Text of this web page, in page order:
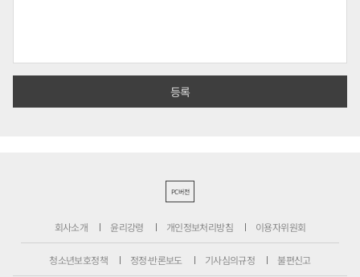
PC버전
회사소개 윤리강령 개인정보처리방침 이용자위원회
청소년보호정책 정정·반론보도 기사심의규정 불편신고